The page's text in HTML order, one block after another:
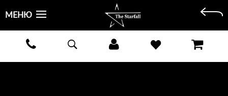
БЕСПЛАТНАЯ ДОСТАВКА КУРЬЕРОМ ИЛИ ПОЧТОЙ ПО ВСЕЙ РОССИИ! ОПЛАТА ПРИ ПОЛУЧЕНИИ
ПОДРОБНЕЕ >
МЕНЮ